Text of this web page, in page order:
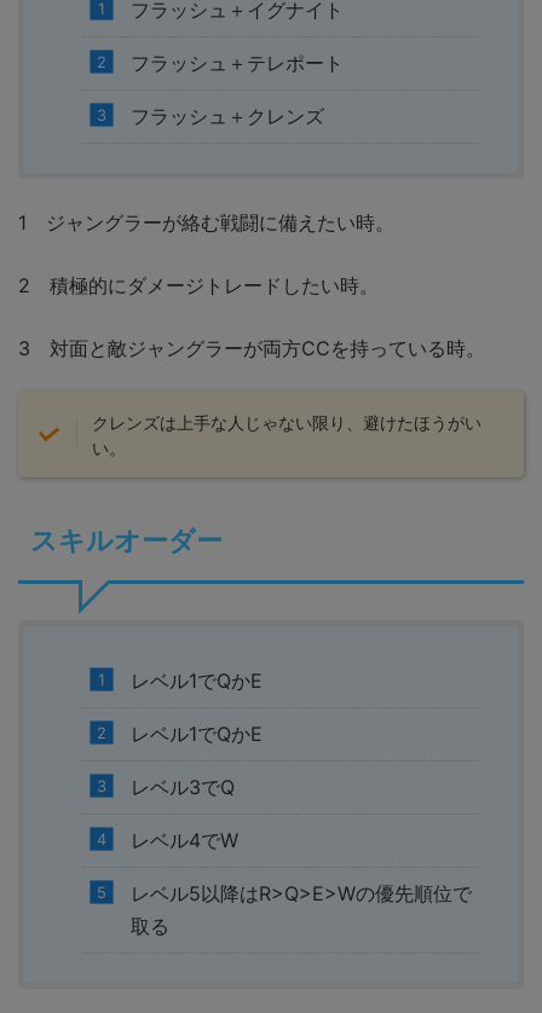
フラッシュ＋イグナイト
フラッシュ＋テレポート
フラッシュ＋クレンズ
1 ジャングラーが絡む戦闘に備えたい時。
2 積極的にダメージトレードしたい時。
3 対面と敵ジャングラーが両方CCを持っている時。
クレンズは上手な人じゃない限り、避けたほうがい
い。
スキルオーダー
レベル1でQかE
レベル1でQかE
レベル3でQ
レベル4でW
レベル5以降はR>Q>E>Wの優先順位で
取る